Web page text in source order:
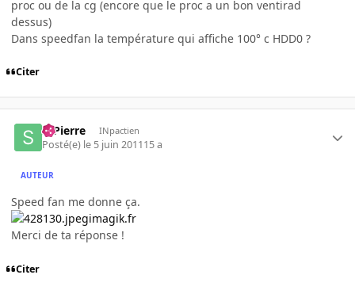
proc ou de la cg (encore que le proc a un bon ventirad
dessus)
Dans speedfan la température qui affiche 100° c HDD0 ?
Citer
StPierre INpactien
Posté(e) le 5 juin 201115 a
AUTEUR
Speed fan me donne ça.
imagik.fr
Merci de ta réponse !
Citer